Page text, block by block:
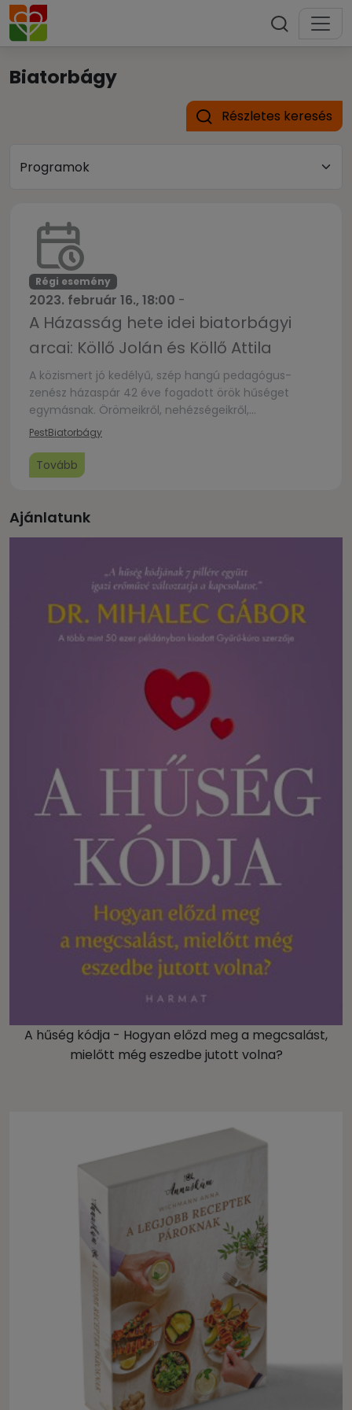
Biatorbágy
Részletes keresés
Régi esemény
2023. február 16., 18:00 -
A Házasság hete idei biatorbágyi
arcai: Köllő Jolán és Köllő Attila
A közismert jó kedélyű, szép hangú pedagógus-
zenész házaspár 42 éve fogadott örök hűséget
egymásnak. Örömeikről, nehézségeikről,
megoldásaikról faggatja őket Szádváriné Kiss Mária, a
és hites ura történetét érdemes meghallgatni, s a
meglepetés sem marad el.
PestBiatorbágy
Tovább
Ajánlatunk
A hűség kódja - Hogyan előzd meg a megcsalást,
mielőtt még eszedbe jutott volna?